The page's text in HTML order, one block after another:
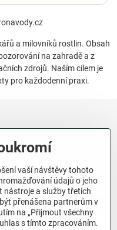
a milovníků rostlin. Obsah
na zahradě a z
zdrojů. Naším cílem je
pro každodenní praxi.
Odebírat
vaší návštěvy tohoto
údajů o jeho
nástroje a služby třetích
přenášena partnerům v
na „Přijmout všechny
s tímto zpracováním.